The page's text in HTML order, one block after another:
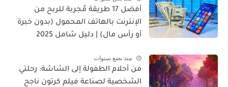
أفضل 17 طريقة مُجربة للربح من
الإنترنت بالهاتف المحمول (بدون خبرة
أو رأس مال) | دليل شامل 2025
منذ بضع سنوات
من أحلام الطفولة إلى الشاشة: رحلتي
الشخصية لصناعة فيلم كرتون ناجح